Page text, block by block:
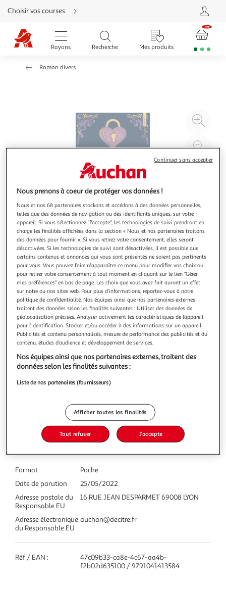
Aller
directement
au
contenu
Aller
directement
Aller
Choisir vos courses
Rayons Recherche Mes produits
Roman divers
à
LES LIAISONS DANGEREUSES, Choderlos de Laclos
Pierre-Ambroise-François
Mensonges, libertinage, manipulation, cruauté : rien
n'arrête la marquise de Merteuil et le vicomte de Valmont.
Elle veut se venger, il veut la reconquérir en lui prouvant ses
exploits. La guerre des sexes est déclarée. Le pièce infernal
donc Cécile de Volanges et la présidente de Tourvel sont les
En savoir +
Vous voulez connaître le prix de ce produit ?
Afficher le prix
Caractéristiques
Format
Poche
Date de parution
25/05/2022
Adresse postale du
Responsable EU
16 RUE JEAN DESPARMET 69008 LYON
Adresse électronique
du Responsable EU
auchan@decitre.fr
Réf / EAN :
47c09b33-ca8e-4c67-aa4b-
f2b02d635100 / 9791041413584
Nous prenons à coeur de protéger vos données !
Nous et nos 68 partenaires stockons et accédons à des données personnelles,
telles que des données de navigation ou des identifiants uniques, sur votre
appareil. Si vous sélectionnez "J'accepte", les technologies de suivi prendront en
charge les finalités affichées dans la section « Nous et nos partenaires traitons
des données pour fournir ». Si vous retirez votre consentement, elles seront
désactivées. Si les technologies de suivi sont désactivées, il est possible que
certains contenus et annonces qui vous sont présentés ne soient pas pertinents
pour vous. Vous pouvez faire réapparaître ce menu pour modifier vos choix ou
pour retirer votre consentement à tout moment en cliquant sur le lien "Gérer
mes préférences" en bas de page. Les choix que vous avez fait auront un effet
sur notre ou nos sites web. Pour plus d’informations, reportez-vous à notre
politique de confidentialité. Nos équipes ainsi que nos partenaires externes
traitent des données selon les finalités suivantes : Utiliser des données de
géolocalisation précises. Analyser activement les caractéristiques de l’appareil
pour l’identification. Stocker et/ou accéder à des informations sur un appareil.
Publicités et contenu personnalisés, mesure de performance des publicités et du
contenu, études d’audience et développement de services.
Nos équipes ainsi que nos partenaires externes, traitent des
données selon les finalités suivantes :
Liste de nos partenaires (fournisseurs)
Afficher toutes les finalités
Tout refuser J'accepte
Continuer sans accepter